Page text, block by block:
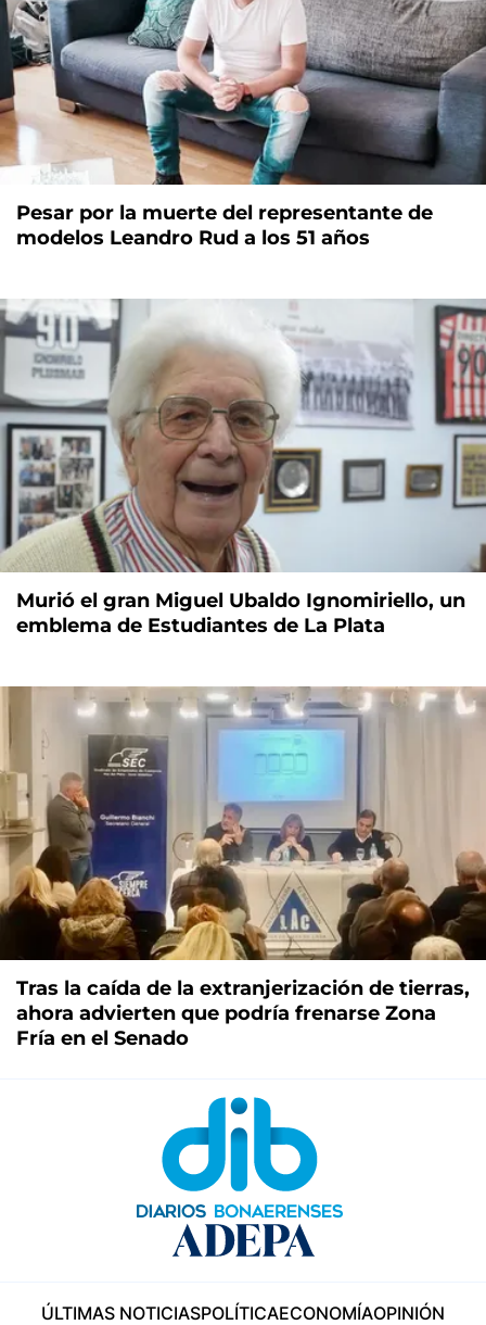
Pesar por la muerte del representante de
modelos Leandro Rud a los 51 años
Murió el gran Miguel Ubaldo Ignomiriello, un
emblema de Estudiantes de La Plata
Tras la caída de la extranjerización de tierras,
ahora advierten que podría frenarse Zona
Fría en el Senado
ÚLTIMAS NOTICIASPOLÍTICAECONOMÍAOPINIÓN